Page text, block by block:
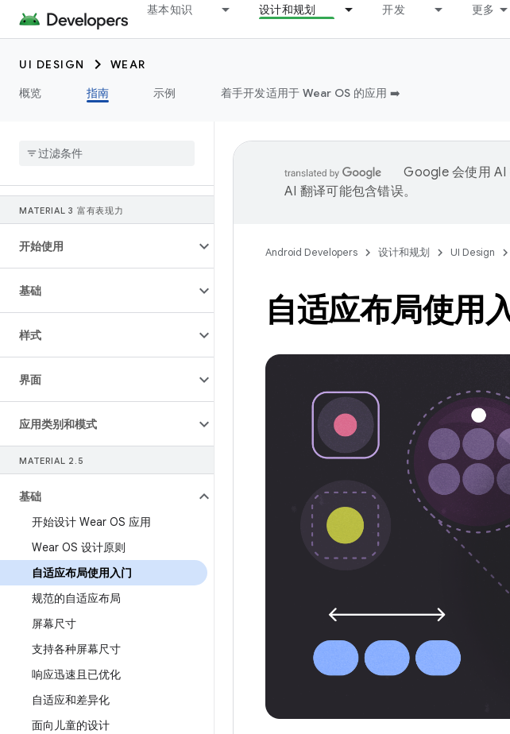
基本知识 设计和规划 开发 更多
UI DESIGN
WEAR
概览
指南 示例 着手开发适用于 Wear OS 的应用 ➡️
MATERIAL 3 富有表现力
开始使用
基础
样式
界面
应用类别和模式
MATERIAL 2 . 5
基础
开始设计 Wear OS 应用
Wear OS 设计原则
自适应布局使用入门
规范的自适应布局
屏幕尺寸
支持各种屏幕尺寸
响应迅速且已优化
自适应和差异化
面向儿童的设计
Google 会使用 AI
AI 翻译可能包含错误。
Android Developers 设计和规划 UI Design
自适应布局使用